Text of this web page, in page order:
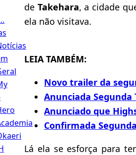
de Takehara, a cidade
ela não visitava.
LEIA TAMBÉM:
Novo trailer da
Anunciada
Anunciado que
Confirmada
Lá ela se esforça para